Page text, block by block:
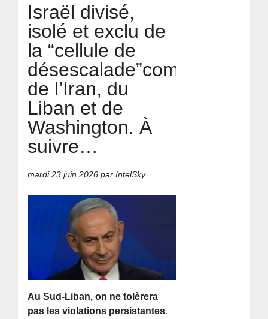
Israël divisé,
isolé et exclu de
la “cellule de
désescalade”composée
de l’Iran, du
Liban et de
Washington. À
suivre…
mardi 23 juin 2026 par IntelSky
Au Sud-Liban, on ne tolèrera
pas les violations persistantes.